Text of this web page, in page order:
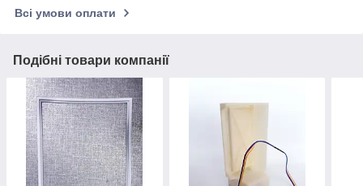
Всі умови оплати
Подібні товари компанії